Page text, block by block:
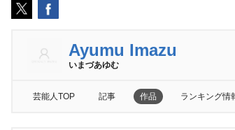
Ayumu Imazu
いまづあゆむ
芸能人TOP 記事 作品 ランキング情